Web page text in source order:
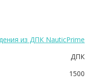
из ДПК NauticPrime
ДПК
1500